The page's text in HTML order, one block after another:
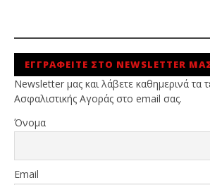
ΕΓΓΡΑΦΕΙΤΕ ΣΤΟ NEWSLETTER
Newsletter μας και λάβετε καθημερινά τα
Ασφαλιστικής Αγοράς στο email σας.
Όνομα
Email